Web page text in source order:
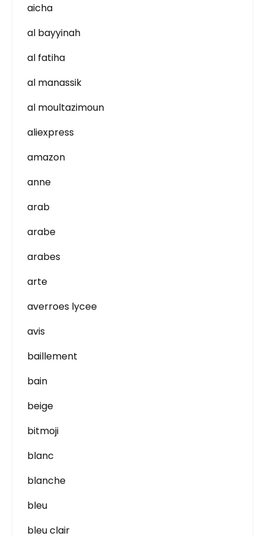
aicha
al bayyinah
al fatiha
al manassik
al moultazimoun
aliexpress
amazon
anne
arab
arabe
arabes
arte
averroes lycee
avis
baillement
bain
beige
bitmoji
blanc
blanche
bleu
bleu clair